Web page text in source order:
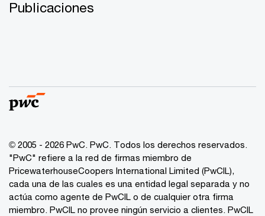
Publicaciones
© 2005 - 2026 PwC. PwC. Todos los derechos reservados.
"PwC" refiere a la red de firmas miembro de
PricewaterhouseCoopers International Limited (PwCIL),
cada una de las cuales es una entidad legal separada y no
actúa como agente de PwCIL o de cualquier otra firma
miembro. PwCIL no provee ningún servicio a clientes. PwCIL